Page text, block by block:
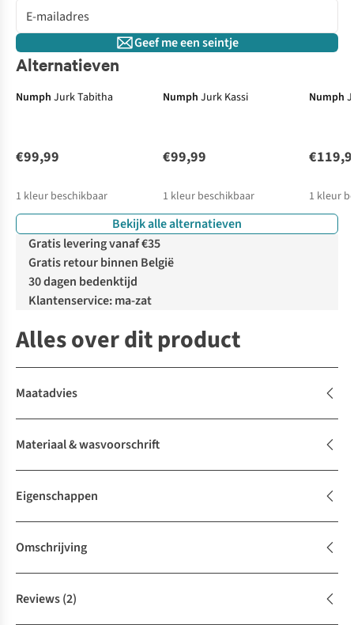
Geef me een seintje
Alternatieven
Numph Jurk Tabitha
€99,99
1 kleur beschikbaar
Numph Jurk Kassi
€99,99
1 kleur beschikbaar
Numph
1 kleur
Bekijk alle alternatieven
Gratis levering vanaf €35
Gratis retour binnen België
30 dagen bedenktijd
Klantenservice: ma-zat
Alles over dit product
Maatadvies
Materiaal & wasvoorschrift
Eigenschappen
Omschrijving
Reviews(2)